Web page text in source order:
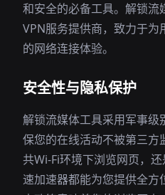
和安全的必备工具。解锁流
VPN服务提供商，致力于
的网络连接体验。
安全性与隐私保护
解锁流媒体工具采用军事级
保您的在线活动不被第三方
共Wi-Fi环境下浏览网页，
速加速器都能为您提供全方